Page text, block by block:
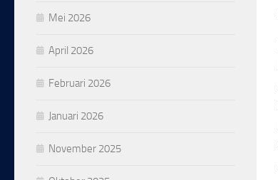
Mei 2026
April 2026
Februari 2026
Januari 2026
November 2025